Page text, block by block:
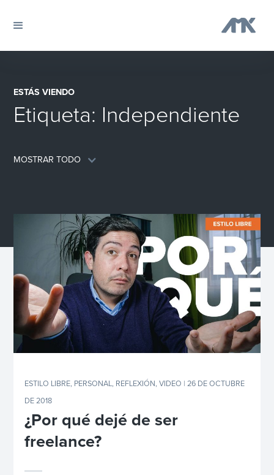
ESTÁS VIENDO
Etiqueta: Independiente
MOSTRAR TODO
ESTILO LIBRE, PERSONAL, REFLEXIÓN,VIDEO | 26 DE OCTUBRE
DE 2018
¿Por qué dejé de ser
freelance?